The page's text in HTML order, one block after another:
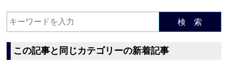
検 索
この記事と同じカテゴリーの新着記事